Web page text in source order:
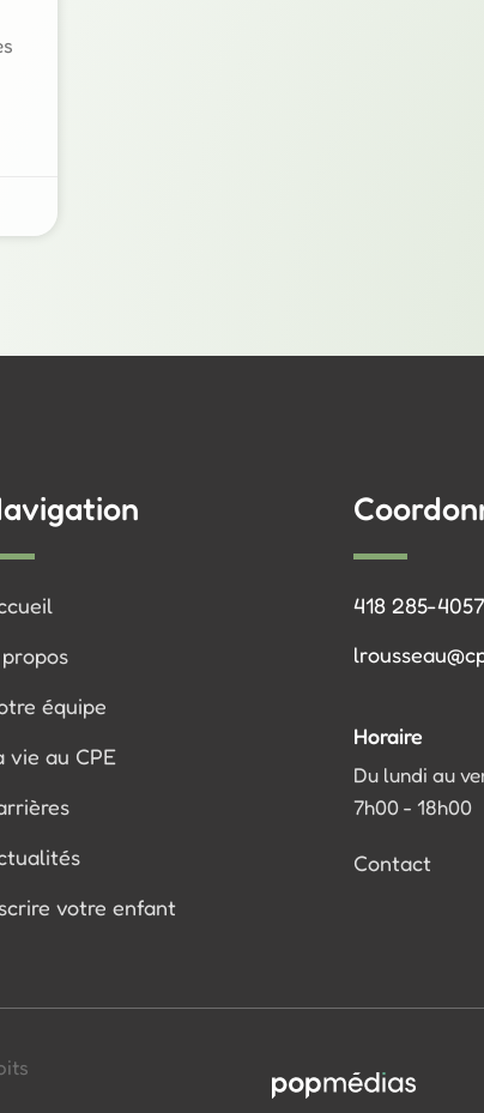
équipe
vie au CPE
votre enfant
418 285-4057
Horaire
Du lundi au
7h00 - 18h00
Contact